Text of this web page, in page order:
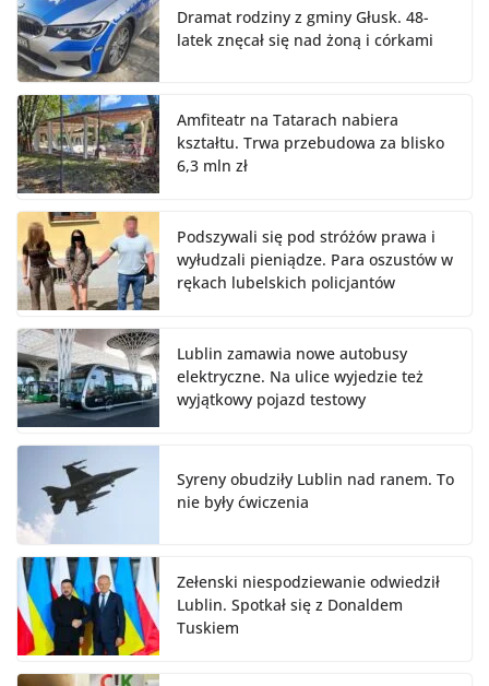
Dramat rodziny z gminy Głusk. 48-
latek znęcał się nad żoną i córkami
Amfiteatr na Tatarach nabiera
kształtu. Trwa przebudowa za blisko
6,3 mln zł
Podszywali się pod stróżów prawa i
wyłudzali pieniądze. Para oszustów w
rękach lubelskich policjantów
Lublin zamawia nowe autobusy
elektryczne. Na ulice wyjedzie też
wyjątkowy pojazd testowy
Syreny obudziły Lublin nad ranem. To
nie były ćwiczenia
Zełenski niespodziewanie odwiedził
Lublin. Spotkał się z Donaldem
Tuskiem